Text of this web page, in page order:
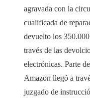
agravada con la
cualificada de
devuelto los
través de las
electrónicas. Parte
Amazon llegó a
juzgado de